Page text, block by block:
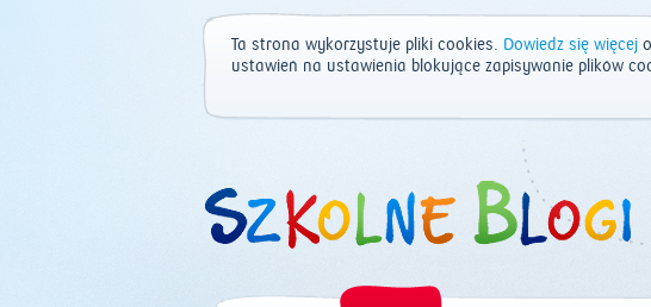
Ta strona wykorzystuje pliki cookies. Dowiedz się więcejo
ustawień na ustawienia blokujące zapisywanie plików